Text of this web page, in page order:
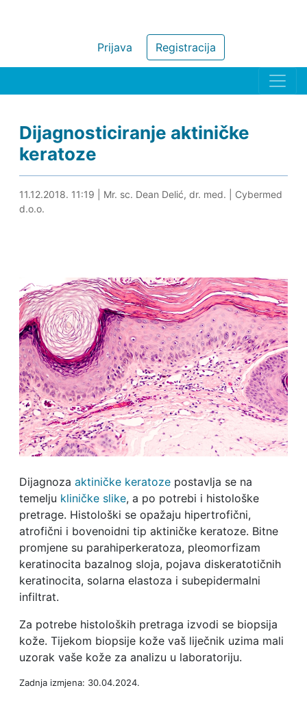
Registracija
Prijava
Dijagnosticiranje aktiničke
keratoze
30.04.2024. 15:34
11.12.2018. 11:19 Mr. sc. Dean Delić, dr. med.
Cybermed
d.o.o.
Dijagnoza aktiničke keratozepostavlja se na
temelju kliničke slike, a po potrebi i histološke
pretrage. Histološki se opažaju hipertrofični,
atrofični i bovenoidni tip aktiničke keratoze. Bitne
promjene su parahiperkeratoza, pleomorfizam
keratinocita bazalnog sloja, pojava diskeratotičnih
keratinocita, solarna elastoza i subepidermalni
infiltrat.
Za potrebe histoloških pretraga izvodi se biopsija
kože. Tijekom biopsije kože vaš liječnik uzima mali
uzorak vaše kože za analizu u laboratoriju.
Zadnja izmjena: 30.04.2024.